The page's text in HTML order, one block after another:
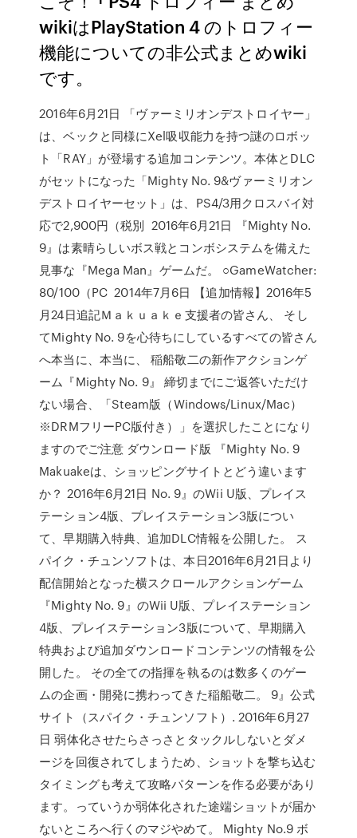
wikiはPlayStation 4 のトロフィー
機能についての非公式まとめwiki
です。
2016年6月21日 「ヴァーミリオンデストロイヤー」
は、ベックと同様にXel吸収能力を持つ謎のロボッ
ト「RAY」が登場する追加コンテンツ。本体とDLC
がセットになった「Mighty No. 9&ヴァーミリオン
デストロイヤーセット」は、PS4/3用クロスバイ対
応で2,900円（税別 2016年6月21日 『Mighty No.
9』は素晴らしいボス戦とコンボシステムを備えた
見事な『Mega Man』ゲームだ。 ○GameWatcher:
80/100（PC 2014年7月6日 【追加情報】2016年5
月24日追記Ｍａｋｕａｋｅ支援者の皆さん、 そし
てMighty No. 9を心待ちにしているすべての皆さん
へ本当に、本当に、 稲船敬二の新作アクションゲ
ーム『Mighty No. 9』 締切までにご返答いただけ
ない場合、「Steam版（Windows/Linux/Mac）
※DRMフリーPC版付き）」を選択したことになり
ますのでご注意 ダウンロード版 『Mighty No. 9
Makuakeは、ショッピングサイトとどう違います
か？ 2016年6月21日 No. 9』のWii U版、プレイス
テーション4版、プレイステーション3版につい
て、早期購入特典、追加DLC情報を公開した。 ス
パイク・チュンソフトは、本日2016年6月21日より
配信開始となった横スクロールアクションゲーム
『Mighty No. 9』のWii U版、プレイステーション
4版、プレイステーション3版について、早期購入
特典および追加ダウンロードコンテンツの情報を公
開した。 その全ての指揮を執るのは数多くのゲー
ムの企画・開発に携わってきた稲船敬二。 9』公式
サイト（スパイク・チュンソフト）. 2016年6月27
日 弱体化させたらさっさとタックルしないとダメ
ージを回復されてしまうため、ショットを撃ち込む
タイミングも考えて攻略パターンを作る必要があり
ます。っていうか弱体化された途端ショットが届か
ないところへ行くのマジやめて。 Mighty No.9 ボ